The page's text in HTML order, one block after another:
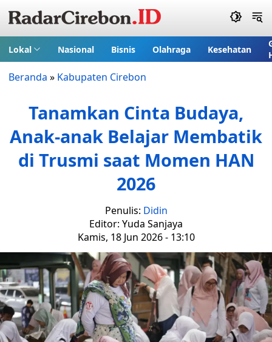
Lokal Nasional Bisnis Olahraga Kesehatan
Beranda » Kabupaten Cirebon
Tanamkan Cinta Budaya,
Anak-anak Belajar Membatik
di Trusmi saat Momen HAN
2026
Penulis: Didin
Editor: Yuda Sanjaya
Kamis, 18 Jun 2026 - 13:10